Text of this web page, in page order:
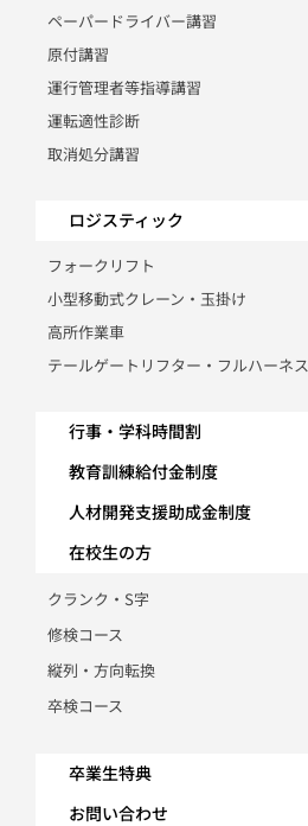
ペーパードライバー講習
原付講習
運行管理者等指導講習
運転適性診断
取消処分講習
ロジスティック
フォークリフト
小型移動式クレーン・玉掛け
高所作業車
テールゲートリフター・フルハーネス
行事・学科時間割
教育訓練給付金制度
人材開発支援助成金制度
在校生の方
クランク・S字
修検コース
縦列・方向転換
卒検コース
卒業生特典
お問い合わせ